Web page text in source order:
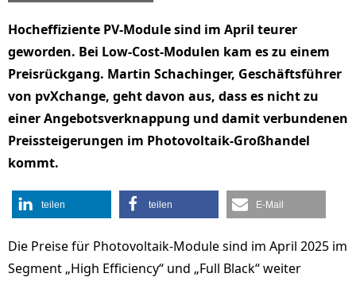
Hocheffiziente PV-Module sind im April teurer
geworden. Bei Low-Cost-Modulen kam es zu einem
Preisrückgang. Martin Schachinger, Geschäftsführer
von pvXchange, geht davon aus, dass es nicht zu
einer Angebotsverknappung und damit verbundenen
Preissteigerungen im Photovoltaik-Großhandel
kommt.
teilen teilen E-Mail
Die Preise für Photovoltaik-Module sind im April 2025 im
Segment „High Efficiency“ und „Full Black“ weiter